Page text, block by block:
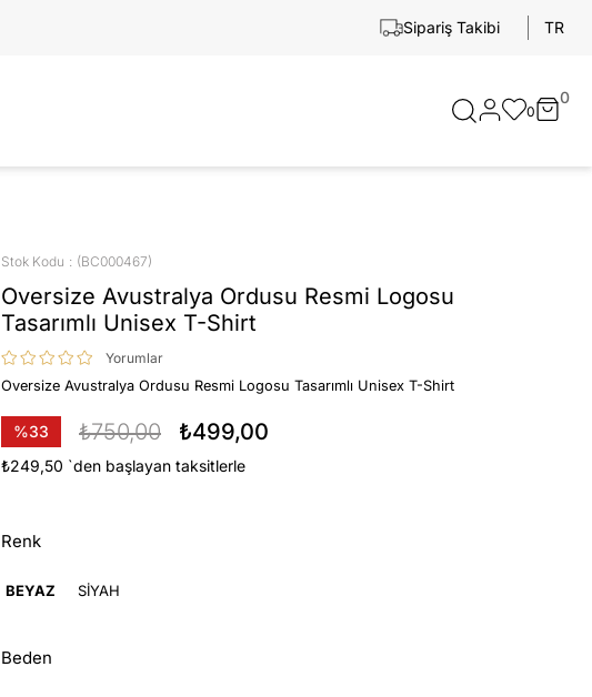
Sipariş Takibi TR
0
0
Stok Kodu (BC000467)
Oversize Avustralya Ordusu Resmi Logosu
Tasarımlı Unisex T-Shirt
Yorumlar
Oversize Avustralya Ordusu Resmi Logosu Tasarımlı Unisex T-Shirt
%33
İndirim
₺750,00 ₺499,00
₺249,50 `den başlayan taksitlerle
Renk
BEYAZ SİYAH
Beden